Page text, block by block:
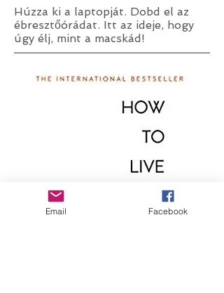
Húzza ki a laptopját. Dobd el az
ébresztőórádat. Itt az ideje, hogy
úgy élj, mint a macskád!
Email Facebook